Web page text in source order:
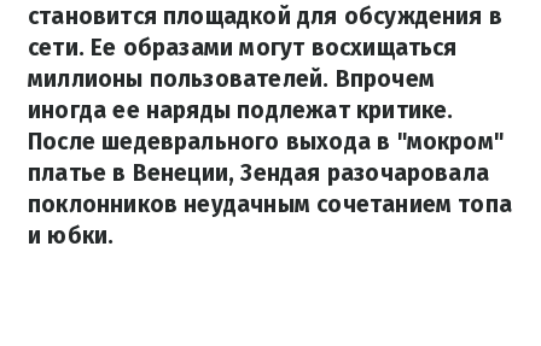
становится площадкой для обсуждения в
сети. Ее образами могут восхищаться
миллионы пользователей. Впрочем
иногда ее наряды подлежат критике.
После шедеврального выхода в "мокром"
платье в Венеции, Зендая разочаровала
поклонников неудачным сочетанием топа
и юбки.